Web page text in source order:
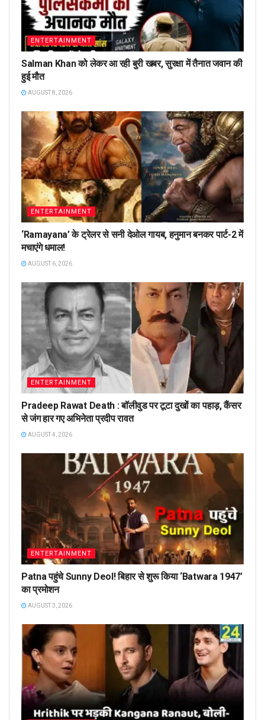
ENTERTAINMENT
Salman Khan को लेकर आ रही बुरी खबर, सुरक्षा में तैनात जवान की
हुई मौत
AUGUST 8, 2026
ENTERTAINMENT
‘Ramayana’ के ट्रेलर से सनी देओल गायब, हनुमान बनकर पार्ट-2 में
मचाएंगे धमाल!
AUGUST 6, 2026
ENTERTAINMENT
Pradeep Rawat Death : बॉलीवुड पर टूटा दुखों का पहाड़, कैंसर
से जंग हार गए अभिनेता प्रदीप रावत
AUGUST 4, 2026
ENTERTAINMENT
Patna पहुंचे Sunny Deol! बिहार से शुरू किया ‘Batwara 1947’
का प्रमोशन
AUGUST 3, 2026